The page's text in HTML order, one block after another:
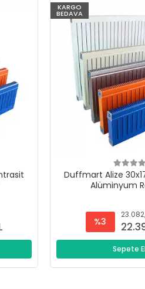
KARGO
BEDAVA
Duffmart Alize
Alüminyum
%3
Sepete